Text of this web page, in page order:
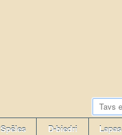
Spēles D-biedri Lapas